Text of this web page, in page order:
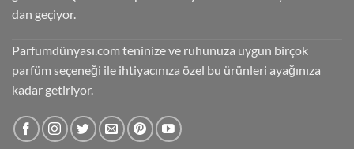
dan geçiyor.
Parfumdünyası.com teninize ve ruhunuza uygun birçok
parfüm seçeneği ile ihtiyacınıza özel bu ürünleri ayağınıza
kadar getiriyor.